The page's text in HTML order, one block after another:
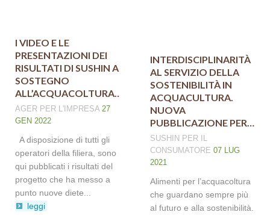
I VIDEO E LE
PRESENTAZIONI DEI
RISULTATI DI SUSHIN A
SOSTEGNO
ALL’ACQUACOLTURA…
AGER PER L'IMPRESA27
GEN 2022
A disposizione di tutti gli
operatori della filiera, sono
qui pubblicati i risultati del
progetto che ha messo a
punto nuove diete...
leggi
INTERDISCIPLINARITÀ
AL SERVIZIO DELLA
SOSTENIBILITÀ IN
ACQUACULTURA.
NUOVA
PUBBLICAZIONE PER…
SUSHIN PER IL
CONSUMATORE 07 LUG
2021
Alimenti per l’acquacoltura
che guardano sempre più
al futuro e alla sostenibilità.